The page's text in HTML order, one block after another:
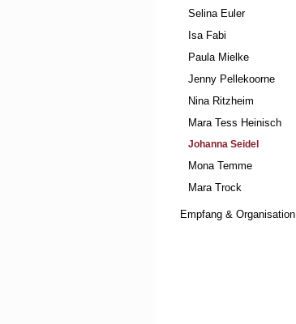
Selina Euler
Isa Fabi
Paula Mielke
Jenny Pellekoorne
Nina Ritzheim
Mara Tess Heinisch
Johanna Seidel
Mona Temme
Mara Trock
Empfang & Organisation